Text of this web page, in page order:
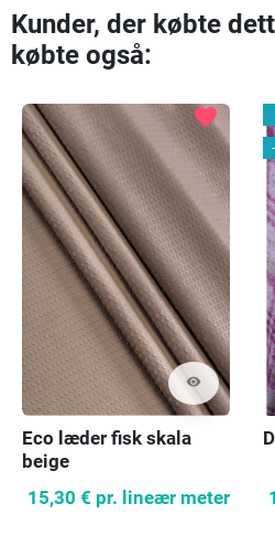
Kunder, der købte
købte også:
visibility
favorite
Eco læder fisk skala
beige
15,30 € pr. lineær meter